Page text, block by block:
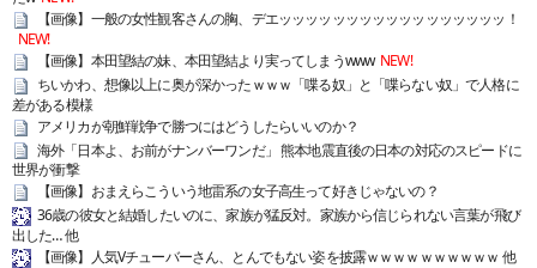
【画像】一般の女性観客さんの胸、デエッッッッッッッッッッッッッッッッッ！
NEW!
【画像】本田望結の妹、本田望結より実ってしまうwww NEW!
ちいかわ、想像以上に奥が深かったｗｗｗ「喋る奴」と「喋らない奴」で人格に
差がある模様
アメリカが朝鮮戦争で勝つにはどうしたらいいのか？
海外「日本よ、お前がナンバーワンだ」 熊本地震直後の日本の対応のスピードに
世界が衝撃
【画像】おまえらこういう地雷系の女子高生って好きじゃないの？
36歳の彼女と結婚したいのに、家族が猛反対。家族から信じられない言葉が飛び
出した… 他
【画像】人気Vチューバーさん、とんでもない姿を披露ｗｗｗｗｗｗｗｗｗｗ 他